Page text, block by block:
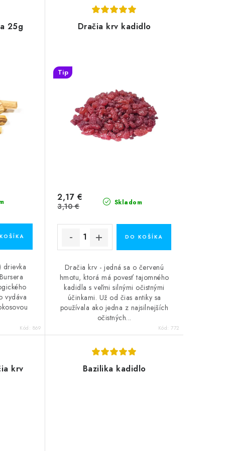
25g
drievka
vydáva
Kód: 869
Dračia krv kadidlo
Tip
Skladom
2,17 €
3,10 €
DO KOŠÍKA
Dračia krv - jedná sa o červenú
hmotu, ktorá má povesť tajomného
kadidla s veľmi silnými očistnými
účinkami. Už od čias antiky sa
používala ako jedna z najsilnejších
očistných...
Kód:772
krv Bazilika kadidlo